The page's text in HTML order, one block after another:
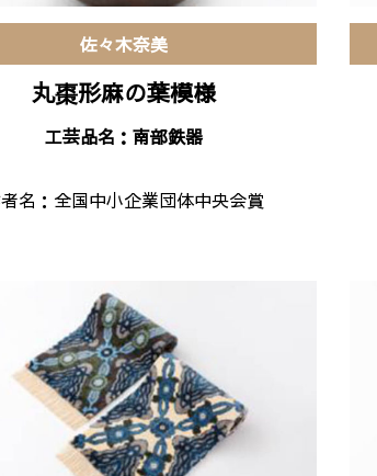
佐々木奈美
丸棗形麻の葉模様
工芸品名：南部鉄器
名： 全国中小企業団体中央会賞